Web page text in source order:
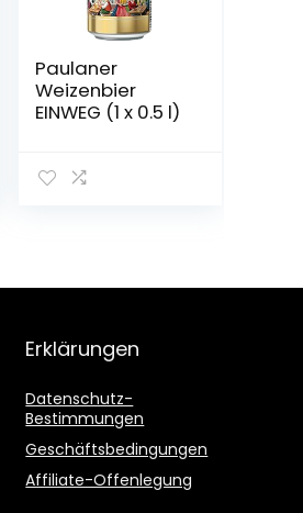
Paulaner
Weizenbier
EINWEG (1 x 0.5 l)
Erklärungen
Datenschutz-
Bestimmungen
Geschäftsbedingungen
Affiliate-Offenlegung